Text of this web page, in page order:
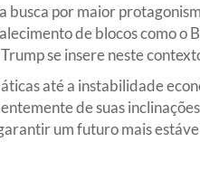
por maior
de blocos como o
se insere neste
até a instabilidade
de suas
um futuro mais